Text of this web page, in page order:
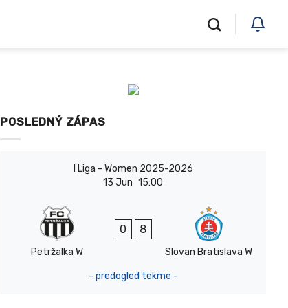
POSLEDNÝ ZÁPAS
I Liga - Women 2025-2026
13 Jun 15:00
Petržalka W
0 8
Slovan Bratislava W
- predogled tekme -